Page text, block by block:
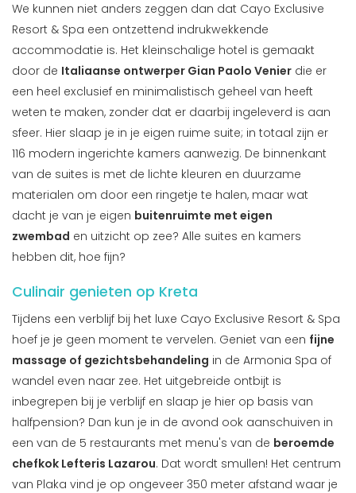
We kunnen niet anders zeggen dan dat Cayo Exclusive
Resort & Spa een ontzettend indrukwekkende
accommodatie is. Het kleinschalige hotel is gemaakt
door de Italiaanse ontwerper Gian Paolo Venier die er
een heel exclusief en minimalistisch geheel van heeft
weten te maken, zonder dat er daarbij ingeleverd is aan
sfeer. Hier slaap je in je eigen ruime suite; in totaal zijn er
116 modern ingerichte kamers aanwezig. De binnenkant
van de suites is met de lichte kleuren en duurzame
materialen om door een ringetje te halen, maar wat
dacht je van je eigen buitenruimte met eigen
zwembad en uitzicht op zee? Alle suites en kamers
hebben dit, hoe fijn?
Culinair genieten op Kreta
Tijdens een verblijf bij het luxe Cayo Exclusive Resort & Spa
hoef je je geen moment te vervelen. Geniet van een fijne
massage of gezichtsbehandeling in de Armonia Spa of
wandel even naar zee. Het uitgebreide ontbijt is
inbegrepen bij je verblijf en slaap je hier op basis van
halfpension? Dan kun je in de avond ook aanschuiven in
een van de 5 restaurants met menu's van de beroemde
chefkok Lefteris Lazarou. Dat wordt smullen! Het centrum
van Plaka vind je op ongeveer 350 meter afstand waar je